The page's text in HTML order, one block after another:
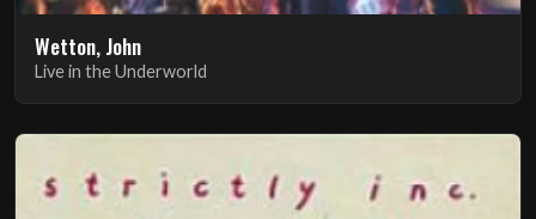
Wetton, John
Live in the Underworld